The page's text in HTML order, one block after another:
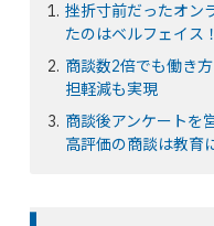
挫折寸前だったオン
たのはベルフェイス！
商談数2倍でも働き
担軽減も実現
商談後アンケートを
高評価の商談は教育